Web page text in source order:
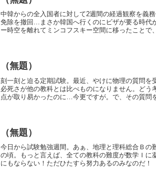
中韓からの全入国者に対して2週間の経過観察を義
免除を撤回…まさか韓国へ行くのにビザが要る時代
ー時空を離れてミンコフスキー空間に移ったことで
（無題）
刻一刻と迫る定期試験。最近、やけに物理の質問を
必死さが他の教科とは比べものになりません。ど
点が取り易かったのに…今更ですが。で、その質問
（無題）
今日から試験勉強週間。あぁ、地理と理科総合Ｂ
の頃。もっと言えば、全ての教科の難度が数学Ｉ
にもならない！ただひたすら努力あるのみなのだ！